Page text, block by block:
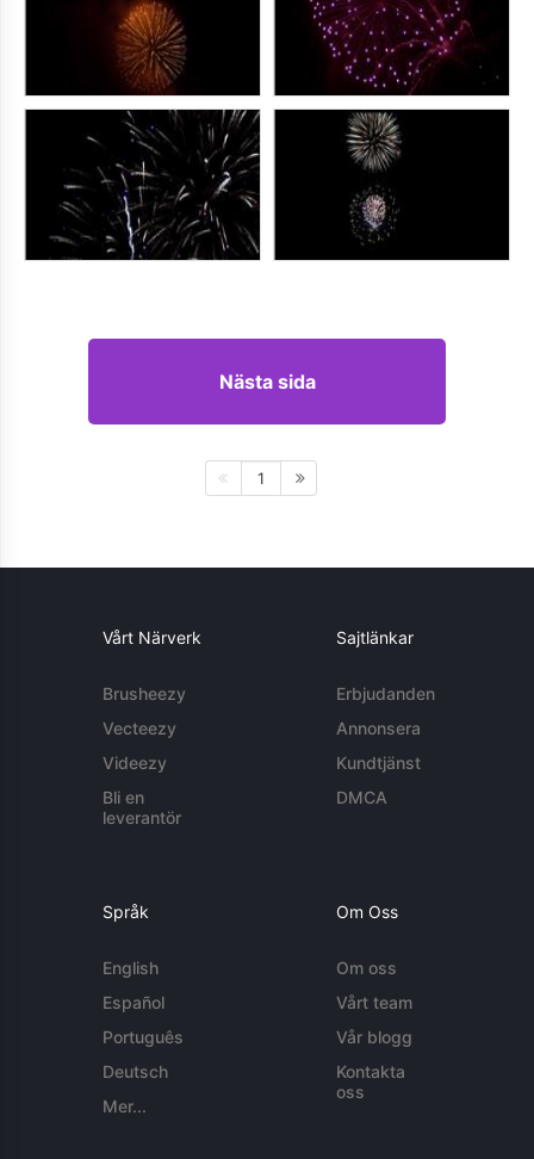
Nästa sida
1
Vårt Närverk
Brusheezy
Vecteezy
Videezy
Bli en
leverantör
Sajtlänkar
Erbjudanden
Annonsera
Kundtjänst
DMCA
Språk
English
Español
Português
Deutsch
Mer...
Om Oss
Om oss
Vårt team
Vår blogg
Kontakta
oss